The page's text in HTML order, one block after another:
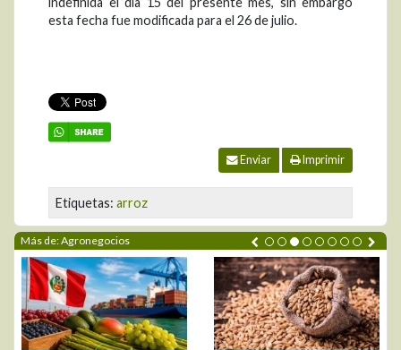
esta fecha fue modificada para el 26 de julio.
Enviar Imprimir
Etiquetas: arroz
Más de: Agronegocios